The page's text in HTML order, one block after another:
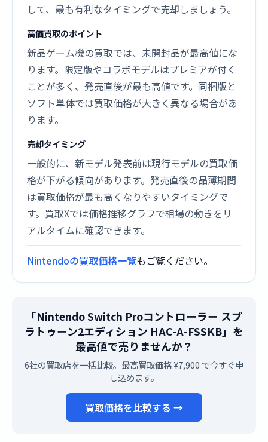
して、最も有利なタイミングで売却しましょう。
高価買取のポイント
新品ゲーム機の買取では、未開封品が最高値にな
ります。限定版やコラボモデルはプレミアが付く
ことが多く、発売直後が最も高値です。同梱版と
ソフト単体では買取価格が大きく異なる場合があ
ります。
売却タイミング
一般的に、新モデル発表前は現行モデルの買取価
格が下がる傾向があります。発売直後の品薄期間
は買取価格が最も高くなりやすいタイミングで
す。買取Xでは価格推移グラフで相場の動きをリ
アルタイムに確認できます。
Nintendoの買取価格一覧もご覧ください。
「Nintendo Switch Proコントローラー スプ
ラトゥーン2エディション HAC-A-FSSKB」を
最高値で売りませんか？
6社の買取店を一括比較。最高買取価格 ¥7,900 で今すぐ申
し込めます。
買取価格を比較する →